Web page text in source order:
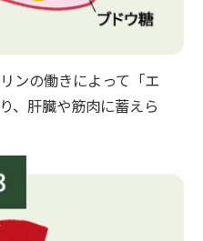
ンの働きによって「エ
、肝臓や筋肉に蓄えら